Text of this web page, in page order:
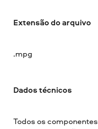
Extensão do arquivo
.mpg
Dados técnicos
Todos os componentes